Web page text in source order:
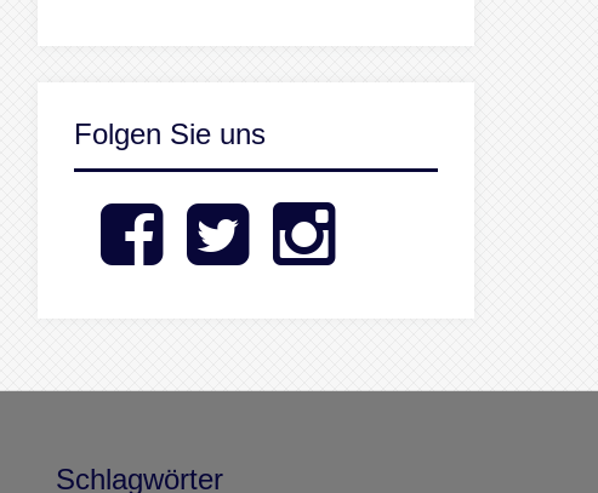
Folgen Sie uns
Facebook Twitter Instagram
Schlagwörter